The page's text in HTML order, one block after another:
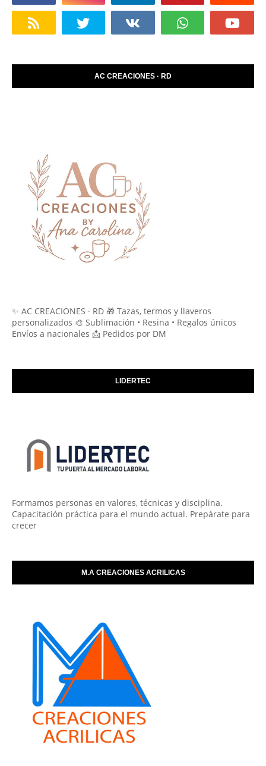
AC CREACIONES · RD
✨ AC CREACIONES · RD 🎁 Tazas, termos y llaveros
personalizados 🎨 Sublimación • Resina • Regalos únicos
Envíos a nacionales 📩 Pedidos por DM
LIDERTEC
Formamos personas en valores, técnicas y disciplina.
Capacitación práctica para el mundo actual. Prepárate para
crecer
M.A CREACIONES ACRILICAS